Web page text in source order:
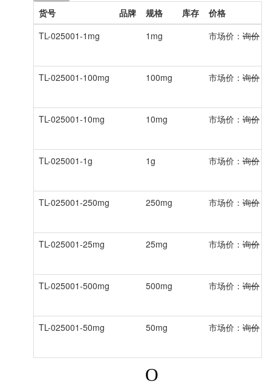
货号
品牌 规格 库存
价格
TL-025001-1mg
1mg 市场价： 询价
TL-025001-100mg 100mg 市场价： 询价
TL-025001-10mg 10mg 市场价： 询价
TL-025001-1g 1g 市场价： 询价
TL-025001-250mg 250mg 市场价： 询价
TL-025001-25mg 25mg 市场价： 询价
TL-025001-500mg 500mg 市场价： 询价
TL-025001-50mg 50mg 市场价： 询价